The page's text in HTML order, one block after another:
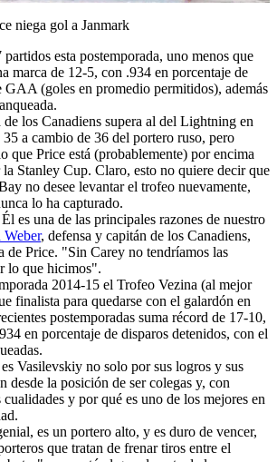
Video
niega gol a Janmark
esta postemporada, uno menos que
marca de 12-5, con .934 en porcentaje de
GAA (goles en promedio permitidos), además
de los Canadiens supera al del Lightning en
a cambio de 36 del portero ruso, pero
que Price está (probablemente) por encima
Stanley Cup. Claro, esto no quiere decir que
no desee levantar el trofeo nuevamente,
lo ha capturado.
es una de las principales razones de nuestro
Weber, defensa y capitán de los Canadiens,
de Price. "Sin Carey no tendríamos las
lo que hicimos".
2014-15 el Trofeo Vezina (al mejor
finalista para quedarse con el galardón en
postemporadas suma récord de 17-10,
en porcentaje de disparos detenidos, con el
Vasilevskiy no solo por sus logros y sus
desde la posición de ser colegas y, con
y por qué es uno de los mejores en
es un portero alto, y es duro de vencer,
que tratan de frenar tiros entre el